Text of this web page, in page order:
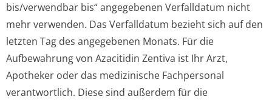
bis/verwendbar bis“ angegebenen Verfalldatum nicht
mehr verwenden. Das Verfalldatum bezieht sich auf den
letzten Tag des angegebenen Monats. Für die
Aufbewahrung von Azacitidin Zentiva ist Ihr Arzt,
Apotheker oder das medizinische Fachpersonal
verantwortlich. Diese sind außerdem für die